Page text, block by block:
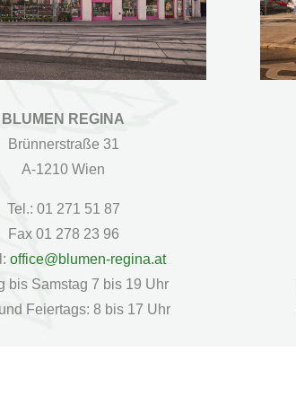
BLUMEN REGINA
Brünnerstraße 31
A-1210 Wien
Tel.: 01 271 51 87
Fax 01 278 23 96
office@blumen-regina.at
bis Samstag 7 bis 19 Uhr
Feiertags: 8 bis 17 Uhr